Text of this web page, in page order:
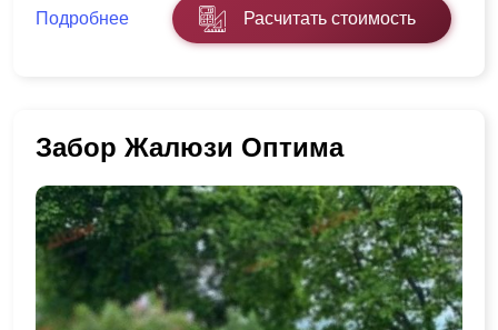
Подробнее Расчитать стоимость
Забор Жалюзи Оптима